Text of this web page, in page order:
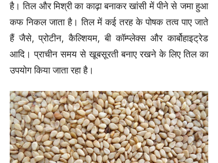
है। तिल और मिश्री का काढ़ा बनाकर खांसी में पीने से जमा हुआ
कफ निकल जाता है। तिल में कई तरह के पोषक तत्व पाए जाते
हैं जैसे, प्रोटीन, कैल्शियम, बी कॉम्प्लेक्स और कार्बोहाइट्रेड
आदि। प्राचीन समय से खूबसूरती बनाए रखने के लिए तिल का
उपयोग किया जाता रहा है।